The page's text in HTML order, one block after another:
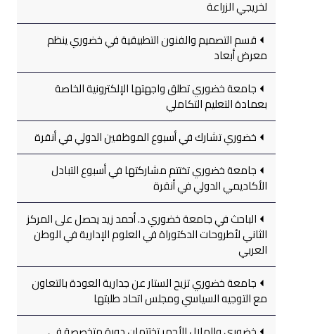
لخريجي الزراعة
قسم التصميم والفنون التطبيقية في خضوري ينظم
معرض أبعاد
جامعة خضوري تطلق واجهتها الإلكترونية الخاصة
بعمادة التعليم التكاملي
خضوري تشارك في أسبوع الموظفين الدولي في أنقرة
جامعة خضوري تختتم مشاركتها في أسبوع التبادل
الأكاديمي الدولي في أنقرة
الباحث في جامعة خضوري د. أحمد زيد يحصل على المركز
الثاني لأطروحات الدكتوراة في العلوم الإدارية في الوطن
العربي
جامعة خضوري تزيح الستار عن جدارية العودة بالتعاون
مع التوجيه السياسي ومجلس اتحاد طلبتها